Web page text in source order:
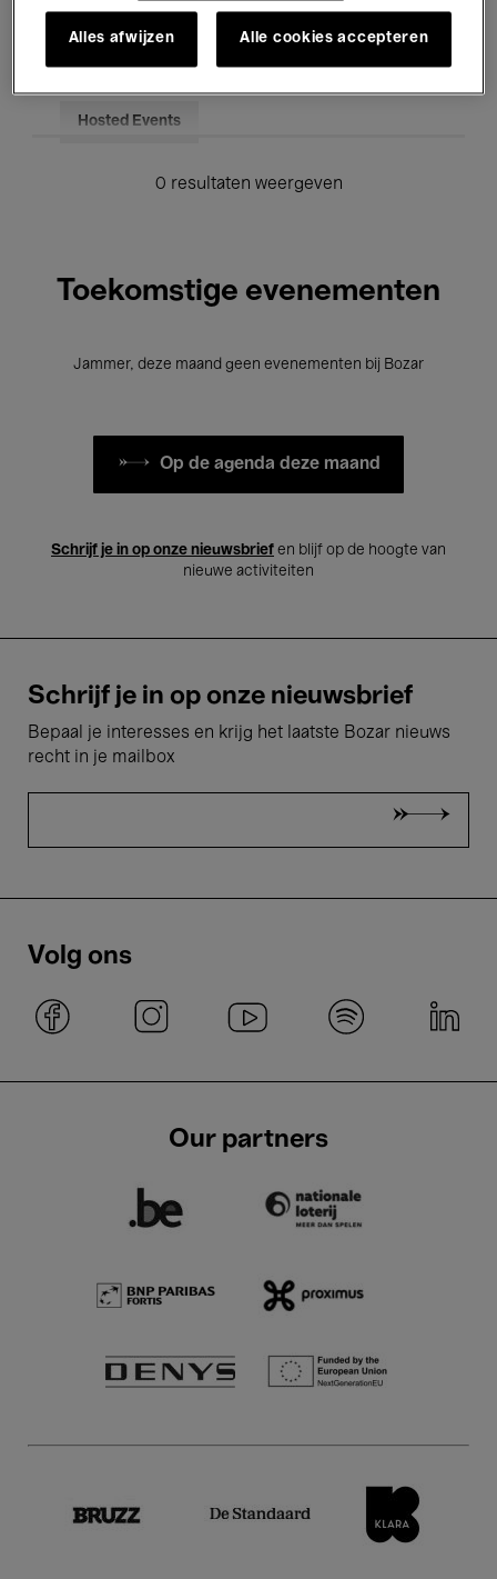
Onderwijs Rondleidingen
Hosted Events
0 resultaten weergeven
Toekomstige evenementen
Jammer, deze maand geen evenementen bij Bozar
Op de agenda deze maand
Schrijf je in op onze nieuwsbrief en blijf op de hoogte van
nieuwe activiteiten
Schrijf je in op onze nieuwsbrief
Bepaal je interesses en krijg het laatste Bozar nieuws
recht in je mailbox
Volg ons
Our partners
Alles afwijzen Alle cookies accepteren